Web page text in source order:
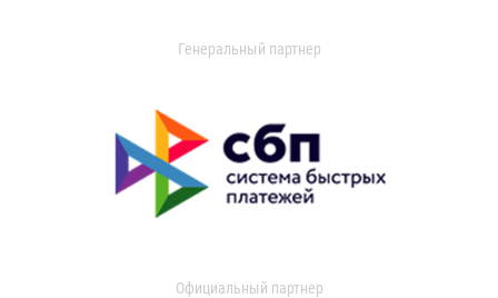
Генеральный партнер
Официальный партнер